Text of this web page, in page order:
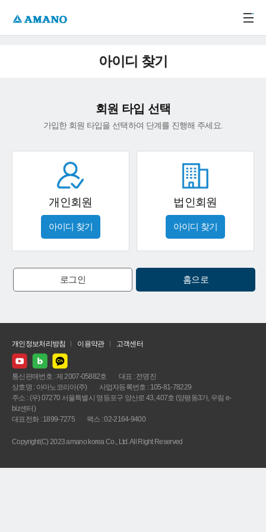
아이디 찾기
회원 타입 선택
가입한 회원 타입을 선택하여 단계를 진행해 주세요.
개인회원
아이디 찾기
법인회원
아이디 찾기
로그인 홈으로
개인정보처리방침 이용약관 고객센터
통신판매번호 : 제 2007-05882호
대표 : 전명진
상호명 : 아마노코리아(주)
사업자등록번호 : 105-81-78229
주소 : (우) 07270 서울특별시 영등포구 양산로 43, 407호 (양평동3가, 우림 e-
biz센터)
대표전화 : 1899-7275
팩스 : 02-2164-9400
Copyright(C) 2023 amano korea Co., Ltd. All Right Reserved